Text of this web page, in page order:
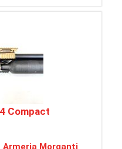
Compact
Armeria Morganti